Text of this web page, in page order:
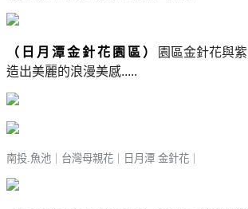
（日月潭金針花園區）
園區金針花與
造出美麗的浪漫美感.....
南投.魚池｜台灣母親花 日月潭 金針花